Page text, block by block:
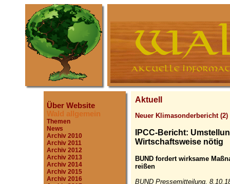
Über Website
Wald allgemein
Themen
News
Archiv 2010
Archiv 2011
Archiv 2012
Archiv 2013
Archiv 2014
Archiv 2015
Archiv 2016
Aktuell
Neuer Klimasonderbericht (2)
IPCC-Bericht:
Wirtschaftsweise nötig
BUND fordert wirksame
reißen
BUND Pressemitteilung,